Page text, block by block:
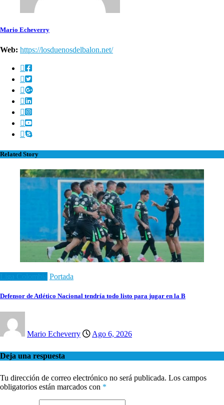
Mario Echeverry
Web: https://losduenosdelbalon.net/
Related Story
Portada
Defensor de Atlético Nacional tendría todo listo para jugar en la B
Mario Echeverry Ago 6, 2026
Deja una respuesta
Tu dirección de correo electrónico no será publicada. Los campos
obligatorios están marcados con *